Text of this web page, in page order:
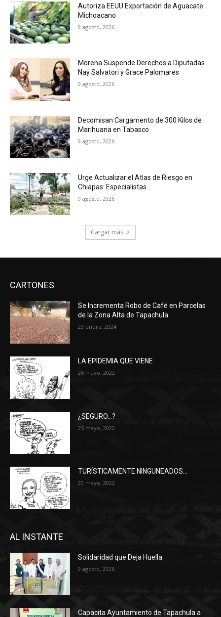
Autoriza EEUU Exportación de Aguacate
Michoacano
9 agosto, 2026
Morena Suspende Derechos a Diputadas
Nay Salvatori y Grace Palomares
9 agosto, 2026
Decomisan Cargamento de 300 Kilos de
Marihuana en Tabasco
9 agosto, 2026
Urge Actualizar el Atlas de Riesgo en
Chiapas: Especialistas
9 agosto, 2026
Cargar más
CARTONES
Se Incrementa Robo de Café en Parcelas
de la Zona Alta de Tapachula
23 enero, 2024
LA EPIDEMIA QUE VIENE
26 mayo, 2022
¿SEGURO…?
25 mayo, 2022
TURÍSTICAMENTE NINGUNEADOS…
20 mayo, 2022
AL INSTANTE
Solidaridad que Deja Huella
9 agosto, 2026
Capacita Ayuntamiento de Tapachula a